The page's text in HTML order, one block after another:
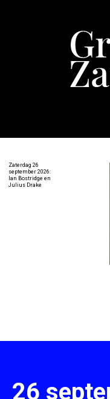
Zaterdag 26
september 2026:
Ian Bostridge en
Julius Drake
26